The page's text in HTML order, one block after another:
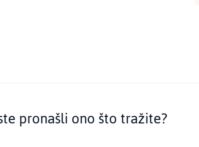
pronašli ono što tražite?